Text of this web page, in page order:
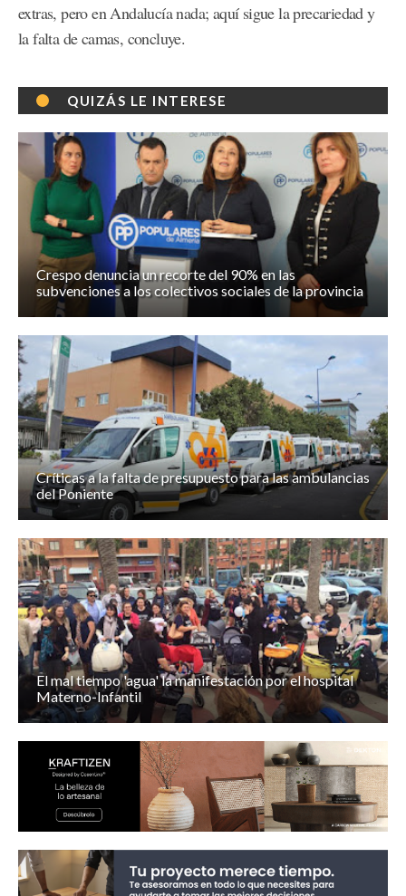
extras, pero en Andalucía nada; aquí sigue la precariedad y
la falta de camas, concluye.
QUIZÁS LE INTERESE
Crespo denuncia un recorte del 90% en las
subvenciones a los colectivos sociales de la provincia
Críticas a la falta de presupuesto para las ambulancias
del Poniente
El mal tiempo 'agua' la manifestación por el hospital
Materno-Infantil